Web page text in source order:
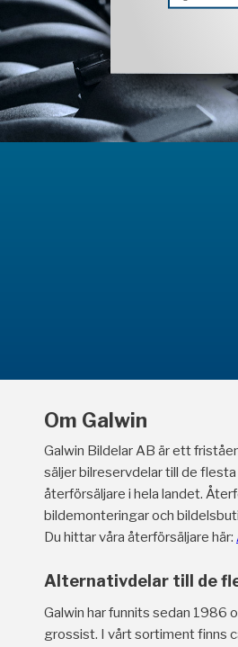
Om Galwin
Galwin Bildelar AB är ett
säljer bilreservdelar till de
återförsäljare i hela landet.
bildemonteringar och
Du hittar våra återförsäljare här:
Alternativdelar till de
Galwin har funnits sedan 1986
grossist. I vårt sortiment finns